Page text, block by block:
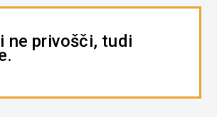
ne privošči, tudi